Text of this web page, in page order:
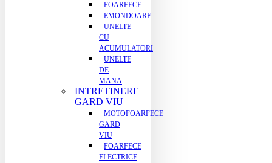
FOARFECE
EMONDOARE
UNELTE
CU
ACUMULATORI
UNELTE
DE
MANA
INTRETINERE
GARD VIU
MOTOFOARFECE
GARD
VIU
FOARFECE
ELECTRICE